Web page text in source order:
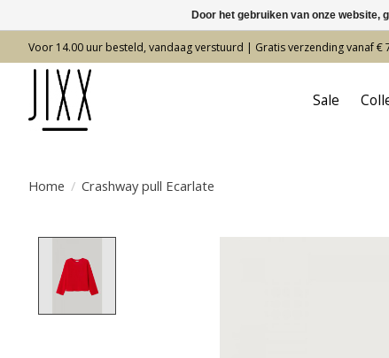
Voor 14.00 uur besteld, vandaag verstuurd | Gratis verzending vanaf €
Sale
Home / Crashway pull Ecarlate
Door het gebruiken van onze website,